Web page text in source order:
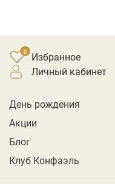
Избранное
личный кабинет
День рождения
Акции
Блог
Клуб Конфаэль